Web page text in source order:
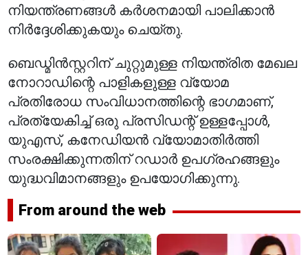
നിയന്ത്രണങ്ങൾ കർശനമായി പാലിക്കാൻ
നിർദ്ദേശിക്കുകയും ചെയ്തു.
ബെഡ്മിൻസ്റ്ററിന് ചുറ്റുമുള്ള നിയന്ത്രിത മേഖല
നോറാഡിന്റെ പാളികളുള്ള വ്യോമ
പ്രതിരോധ സംവിധാനത്തിന്റെ ഭാഗമാണ്,
പ്രത്യേകിച്ച് ഒരു പ്രസിഡന്റ് ഉള്ളപ്പോൾ,
യുഎസ്, കനേഡിയൻ വ്യോമാതിർത്തി
സംരക്ഷിക്കുന്നതിന് റഡാർ ഉപഗ്രഹങ്ങളും
യുദ്ധവിമാനങ്ങളും ഉപയോഗിക്കുന്നു.
From around the web